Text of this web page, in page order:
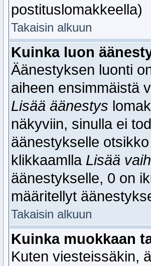
postituslomakkeella)
Takaisin alkuun
Kuinka luon
Äänestyksen luonti
aiheen ensimmäistä
Lisää äänestys
näkyviin, sinulla ei
äänestykselle
klikkaamlla Lisää
äänestykselle, 0 on
määritellyt
Takaisin alkuun
Kuinka muokkaan
Kuten viesteissäkin,